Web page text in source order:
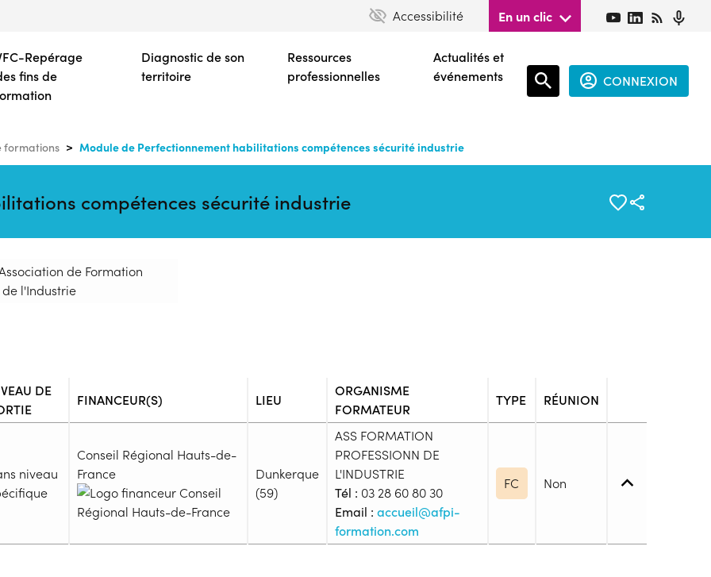
contenu
principal
Accessibilité En un clic
Repérage
fins de
Diagnostic de son
territoire
Ressources
professionnelles
Actualités et
événements
CONNEXION
formations Module de Perfectionnement habilitations compétences sécurité industrie
compétences sécurité industrie
de Formation
l'Industrie
DE
FINANCEUR(S) LIEU
ORGANISME
FORMATEUR
TYPE RÉUNION
niveau
Conseil Régional Hauts-de-
France
Dunkerque
(59)
ASS FORMATION
PROFESSIONN DE
L'INDUSTRIE
Tél : 03 28 60 80 30
Email : accueil@afpi-
formation.com
FC Non